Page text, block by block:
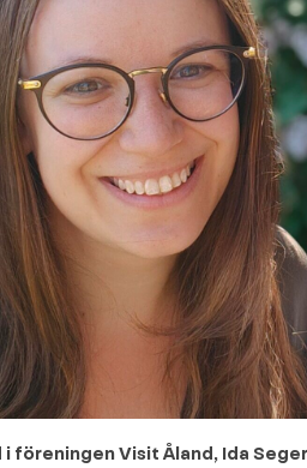
i föreningen Visit Åland, Ida